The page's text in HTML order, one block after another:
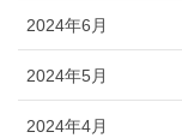
2024年6月
2024年5月
2024年4月